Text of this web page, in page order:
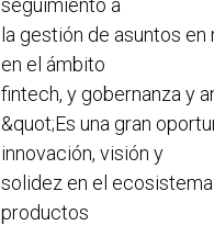
seguimiento a
la gestión de asuntos
en el ámbito
fintech, y gobernanza y
&quot;Es una gran
innovación, visión y
solidez en el
productos